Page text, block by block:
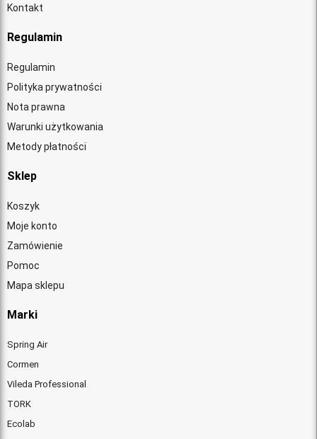
Kontakt
Regulamin
Regulamin
Polityka prywatności
Nota prawna
Warunki użytkowania
Metody płatności
Sklep
Koszyk
Moje konto
Zamówienie
Pomoc
Mapa sklepu
Marki
Spring Air
Cormen
Vileda Professional
TORK
Ecolab